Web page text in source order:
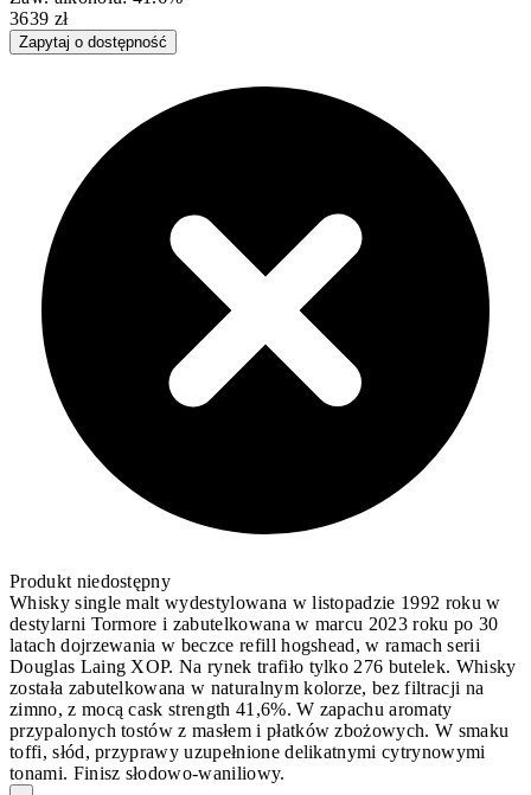
3639 zł
Zapytaj o dostępność
Produkt niedostępny
Whisky single malt wydestylowana w listopadzie 1992 roku w
destylarni Tormore i zabutelkowana w marcu 2023 roku po 30
latach dojrzewania w beczce refill hogshead, w ramach serii
Douglas Laing XOP. Na rynek trafiło tylko 276 butelek. Whisky
została zabutelkowana w naturalnym kolorze, bez filtracji na
zimno, z mocą cask strength 41,6%. W zapachu aromaty
przypalonych tostów z masłem i płatków zbożowych. W smaku
toffi, słód, przyprawy uzupełnione delikatnymi cytrynowymi
tonami. Finisz słodowo-waniliowy.